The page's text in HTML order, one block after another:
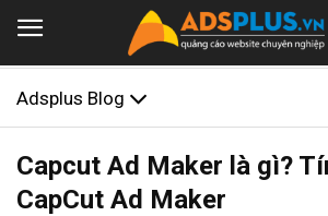
Adsplus Blog
Capcut Ad Maker là gì?
CapCut Ad Maker